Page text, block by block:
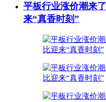
平板行业涨价潮来
来“真香时刻”